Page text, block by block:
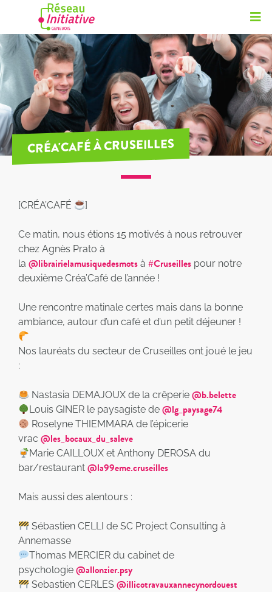
CRÉA'CAFÉ À CRUSEILLES
[CRÉA’CAFÉ ]
Ce matin, nous étions 15 motivés à nous retrouver
chez Agnès Prato à
la @librairielamusiquedesmots à #Cruseilles pour notre
deuxième Créa’Café de l’année !
Une rencontre matinale certes mais dans la bonne
ambiance, autour d’un café et d’un petit déjeuner !
Nos lauréats du secteur de Cruseilles ont joué le jeu
:
Nastasia DEMAJOUX de la crêperie@b.belette
Louis GINER le paysagiste de@lg_paysage74
Roselyne THIEMMARA de l’épicerie
vrac @les_bocaux_du_saleve
Marie CAILLOUX et Anthony DEROSA du
bar/restaurant @la99eme.cruseilles
Mais aussi des alentours :
Sébastien CELLI de SC Project Consulting à
Annemasse
Thomas MERCIER du cabinet de
psychologie @allonzier.psy
Sebastien CERLES@illicotravauxannecynordouest